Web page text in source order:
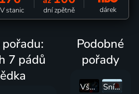
stanic dní zpětně dárek
7 pádů
Podobné
pořady
Všechnopárty
Snídaně s Novou